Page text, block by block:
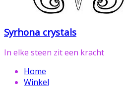
Syrhona crystals
In elke steen zit een kracht
Home
Winkel